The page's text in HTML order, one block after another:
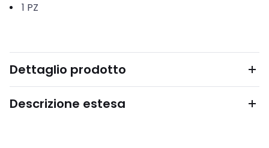
1 PZ
Dettaglio prodotto
Descrizione estesa